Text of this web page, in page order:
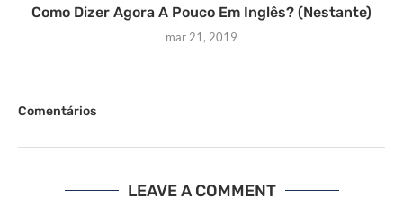
Como Dizer Agora A Pouco Em Inglês? (Nestante)
mar 21, 2019
Comentários
LEAVE A COMMENT